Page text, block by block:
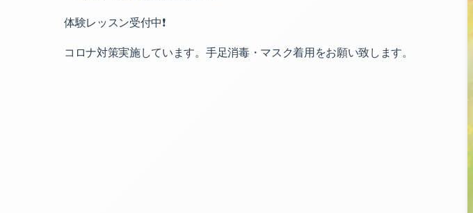
体験レッスン受付中❗️
コロナ対策実施しています。手足消毒・マスク着用をお願い致します。